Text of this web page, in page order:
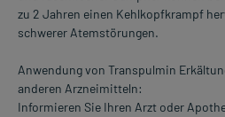
zu 2 Jahren einen Kehlkopfkrampf
schwerer Atemstörungen.
Anwendung von Transpulmin
anderen Arzneimitteln:
Informieren Sie Ihren Arzt oder